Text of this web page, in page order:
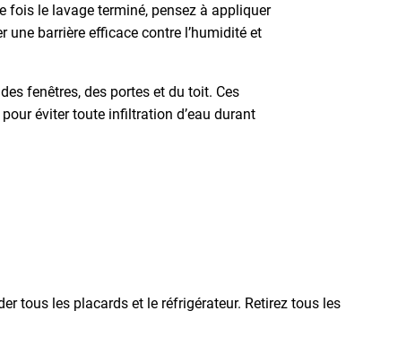
fois le lavage terminé, pensez à appliquer
une barrière efficace contre l’humidité et
fenêtres, des portes et du toit. Ces
éviter toute infiltration d’eau durant
tous les placards et le réfrigérateur. Retirez tous les